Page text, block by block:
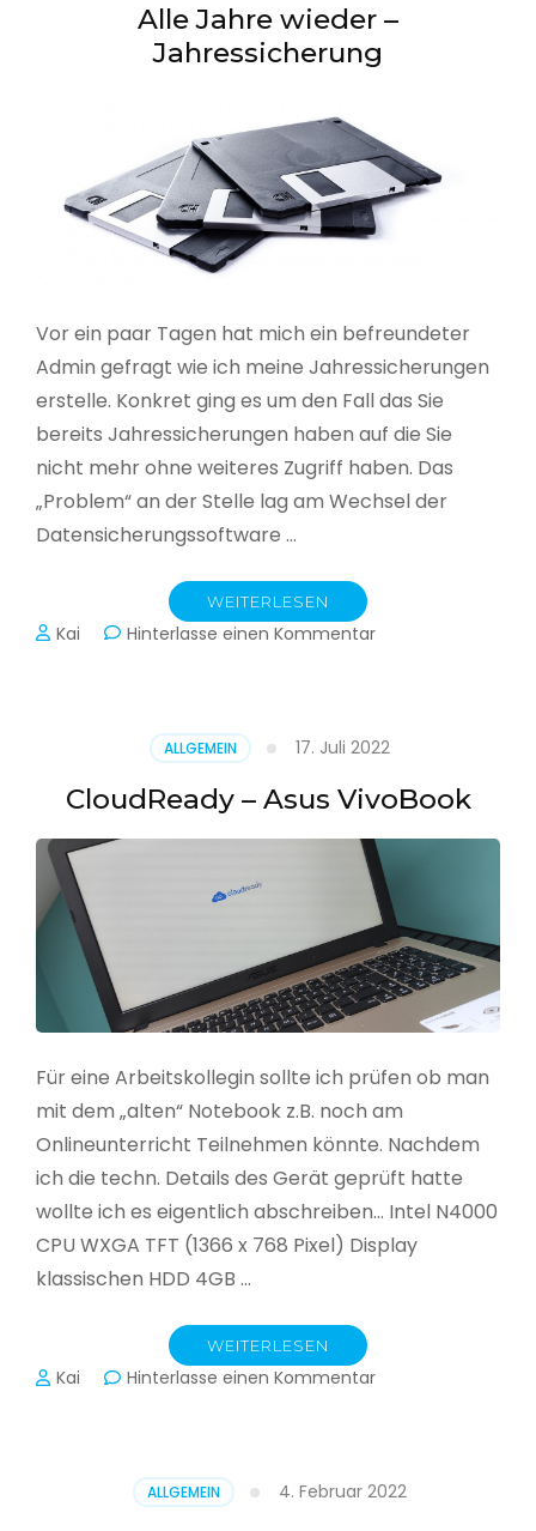
Alle Jahre wieder –
Jahressicherung
Vor ein paar Tagen hat mich ein befreundeter
Admin gefragt wie ich meine Jahressicherungen
erstelle. Konkret ging es um den Fall das Sie
bereits Jahressicherungen haben auf die Sie
nicht mehr ohne weiteres Zugriff haben. Das
„Problem“ an der Stelle lag am Wechsel der
Datensicherungssoftware …
WEITERLESEN
Kai Hinterlasse einen Kommentarzu
Jahressicherung
ALLGEMEIN 17. Juli 2022
CloudReady – Asus VivoBook
Für eine Arbeitskollegin sollte ich prüfen ob man
mit dem „alten“ Notebook z.B. noch am
Onlineunterricht Teilnehmen könnte. Nachdem
ich die techn. Details des Gerät geprüft hatte
wollte ich es eigentlich abschreiben… Intel N4000
CPU WXGA TFT (1366 x 768 Pixel) Display
klassischen HDD 4GB …
WEITERLESEN
Kai Hinterlasse einen Kommentarzu
ALLGEMEIN 4. Februar 2022